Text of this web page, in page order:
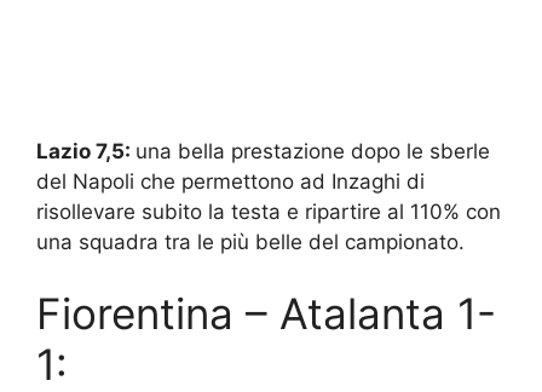
Lazio 7,5: una bella prestazione dopo le sberle
del Napoli che permettono ad Inzaghi di
risollevare subito la testa e ripartire al 110% con
una squadra tra le più belle del campionato.
Fiorentina – Atalanta 1-
1: